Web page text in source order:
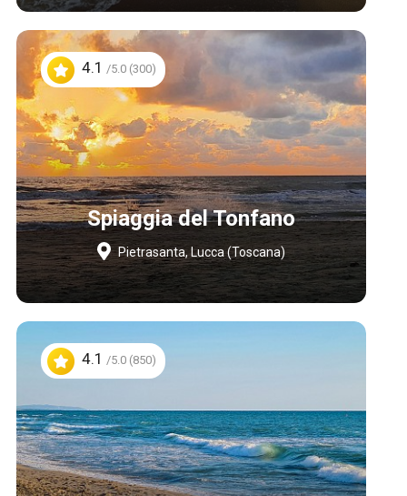
4.1 /5.0 (300)
Spiaggia del Tonfano
Pietrasanta, Lucca (Toscana)
4.1 /5.0 (850)